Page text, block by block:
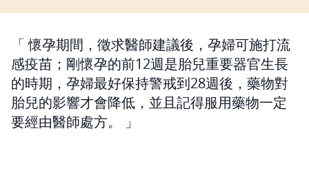
懷孕期間，徵求醫師建議後，孕婦可施打流
感疫苗；剛懷孕的前12週是胎兒重要器官生長
的時期，孕婦最好保持警戒到28週後，藥物對
胎兒的影響才會降低，並且記得服用藥物一定
要經由醫師處方。